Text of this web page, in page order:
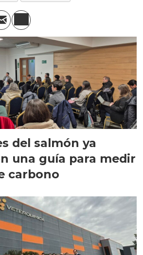
del salmón ya
una guía para medir
carbono